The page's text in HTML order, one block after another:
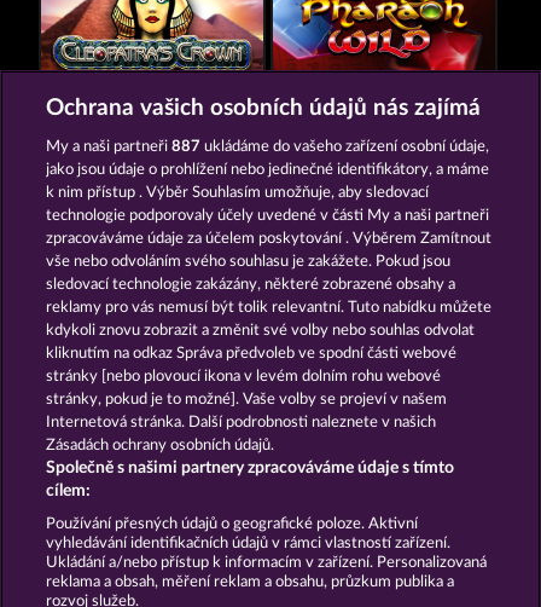
Cleopatra's Crown Lucky Pharaoh Wild
Ramses Book
Podmínky Prohlášení o ochraně údajů
Kontakt Společnost Časté dotazy
Partnerský program Facebook
Podat Žádost o Odstoupení
Ochrana vašich osobních údajů nás zajímá
My a naši partneři887 ukládáme do vašeho zařízení osobní údaje,
jako jsou údaje o prohlížení nebo jedinečné identifikátory, a máme
k nim přístup . Výběr Souhlasím umožňuje, aby sledovací
technologie podporovaly účely uvedené v části My a naši partneři
zpracováváme údaje za účelem poskytování . Výběrem Zamítnout
vše nebo odvoláním svého souhlasu je zakážete. Pokud jsou
sledovací technologie zakázány, některé zobrazené obsahy a
reklamy pro vás nemusí být tolik relevantní. Tuto nabídku můžete
kdykoli znovu zobrazit a změnit své volby nebo souhlas odvolat
kliknutím na odkaz Správa předvoleb ve spodní části webové
stránky [nebo plovoucí ikona v levém dolním rohu webové
stránky, pokud je to možné]. Vaše volby se projeví v našem
Internetová stránka. Další podrobnosti naleznete v našich
Zásadách ochrany osobních údajů.
Společně s našimi partnery zpracováváme údaje s tímto
cílem:
Používání přesných údajů o geografické poloze. Aktivní
vyhledávání identifikačních údajů v rámci vlastností zařízení.
Ukládání a/nebo přístup k informacím v zařízení. Personalizovaná
reklama a obsah, měření reklam a obsahu, průzkum publika a
rozvoj služeb.